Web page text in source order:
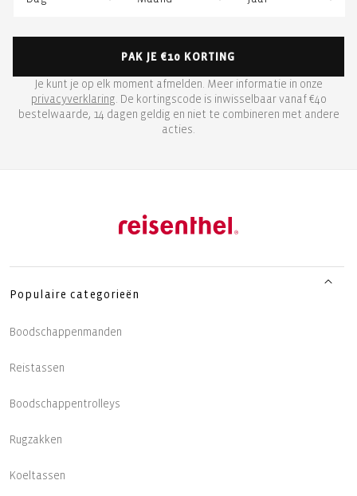
PAK JE €10 KORTING
Je kunt je op elk moment afmelden. Meer informatie in onze
privacyverklaring. De kortingscode is inwisselbaar vanaf €40
bestelwaarde, 14 dagen geldig en niet te combineren met andere
acties.
Populaire categorieën
Boodschappenmanden
Reistassen
Boodschappentrolleys
Rugzakken
Koeltassen